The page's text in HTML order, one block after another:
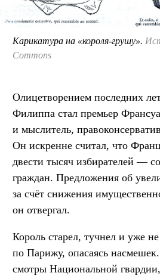
Карикатура на «короля-грушу».
Commons
Олицетворением последних
Филиппа стал премьер
и мыслитель,
Он искренне считал, что
двести тысяч избирателей —
граждан. Предложения об
за счёт снижения
он отвергал.
Король старел, тучнел и уже
по Парижу, опасаясь
смотры Национальной